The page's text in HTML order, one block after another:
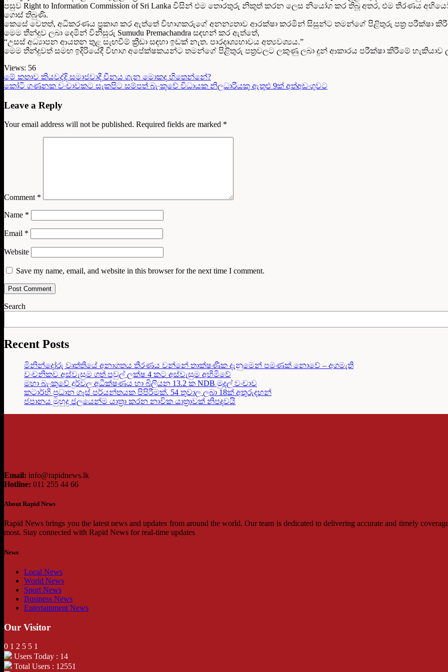
පසුව Right to Information Commission of Sri Lanka විසින් එම තොරතුරු නිකුත් කරන ලෙස නියෝග කර තිබූ අතර, එම තීරණය
ගොස් තිබුණි.
කෙසේ වෙතත්, අධිකරණය ප්‍රකාශ කර ඇත්තේ විභාගකරුගේ අනන්‍යතාව ආරක්ෂා කරමින් සිසුන්ට තමන්ගේ පිළිතුරු පත්‍ර පරීක්ෂා
මෙම තීන්දුව ලබා දෙමින් විනිසුරු Sumudu Premachandra සඳහන් කර ඇත්තේ,
“උසස් අධ්‍යාපන ආයතන තුළ සැඟවීම් ක්‍රීඩා සඳහා ඉඩක් නැත. පාරදෘශ්‍යභාවය අත්‍යවශ්‍යය.”
මෙම තීන්දුවත් සමඟ ඉදිරියේදී විභාග අපේක්ෂකයන්ට තමන්ගේ පිළිතුරු පත්‍රවලට ලකුණු ලබා දුන් ආකාරය පරීක්ෂා කිරීමේ හැකියාව
Views: 56
මේ කතාව කියවද්දි සමාජවාදී චීනය ගැන මොකද හිතෙන්නේ?
කෝටි ගණනක වංචාවකට සැකපිට සම්පත් බැංකුවේ විධායක නිලධාරියකු ඇතුළු 9ක් අත්අඩංගුවට
Leave a Reply
Your email address will not be published. Required fields are marked *
Comment *
Name *
Email *
Website
Save my name, email, and website in this browser for the next time I comment.
Search
Recent Posts
මිනින්දෝරු වෘත්තියේ අනාගතය තීරණය වන්නේ තාක්ෂණික දැනුමෙන් පමණක් නොවේ – අගමැති
වංචනිකව අස්වැසුම ගත් පවුල් ලක්ෂ 4 කට අස්වැසුම අහිමිවේ
මහා බැංකුවේ දුර්වල අධීක්ෂණය හා බිලියන 13.2 ක NDB මුදල් වංචාව
කටාර්හි ප්‍රධාන ගෑස් පර්යන්තයක පිපිරීමක්. 54 තුවාල ලබා 18ක් අතුරුදහන්
ජපානය මුහුදු ජලයෙන්ම යාත්‍රා කරන නාවික යාත්‍රාවක් නිපදවයි
Email: info@rapidnews.lk
Hotline: 011 255 44 66
About Rapid News
Rapid News brings you the latest news and updates from around the world. Our team is dedicated to delivering accurate and timely
most. Stay connected with Rapid News for real-time updates
News
Local News
World News
Sport News
Business News
Entertainment News
Our Visitor
0 1 2 5 5 1
Users Today : 14
Total Users : 12551